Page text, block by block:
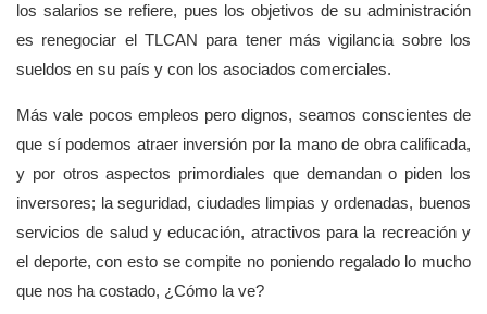
los salarios se refiere, pues los objetivos de su administración
es renegociar el TLCAN para tener más vigilancia sobre los
sueldos en su país y con los asociados comerciales.
Más vale pocos empleos pero dignos, seamos conscientes de
que sí podemos atraer inversión por la mano de obra calificada,
y por otros aspectos primordiales que demandan o piden los
inversores; la seguridad, ciudades limpias y ordenadas, buenos
servicios de salud y educación, atractivos para la recreación y
el deporte, con esto se compite no poniendo regalado lo mucho
que nos ha costado, ¿Cómo la ve?